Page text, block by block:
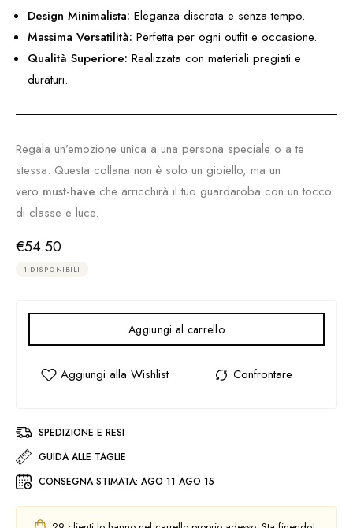
Design Minimalista: Eleganza discreta e senza tempo.
Massima Versatilità: Perfetta per ogni outfit e occasione.
Qualità Superiore: Realizzata con materiali pregiati e
duraturi.
Regala un’emozione unica a una persona speciale o a te
stessa. Questa collana non è solo un gioiello, ma un
vero must-have che arricchirà il tuo guardaroba con un tocco
di classe e luce.
€54.50
1 DISPONIBILI
Aggiungi al carrello
SPEDIZIONE E RESI
GUIDA ALLE TAGLIE
CONSEGNA STIMATA: AGO 11 AGO 15